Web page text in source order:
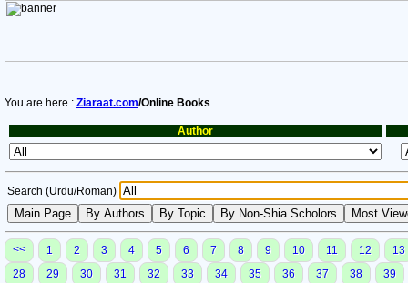
You are here : Ziaraat.com/Online Books
Author
Search (Urdu/Roman)
<< 1 2 3 4 5 6 7 8 9 10 11 12
13
28
29 30 31 32 33 34 35 36 37 38
39